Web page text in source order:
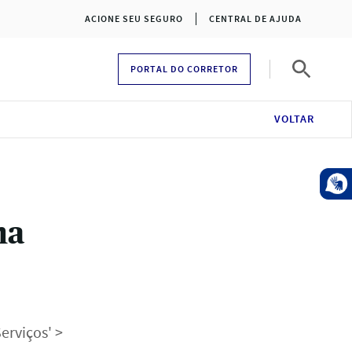
ACIONE SEU SEGURO CENTRAL DE AJUDA
PORTAL DO CORRETOR
VOLTAR
>